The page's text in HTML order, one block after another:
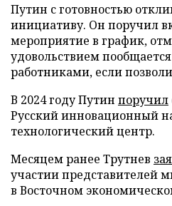
Путин с готовностью
инициативу. Он поручил
мероприятие в график,
удовольствием
работниками, если
В 2024 году Путин поручил
Русский инновационный
технологический центр.
Месяцем ранее Трутнев
участии представителей
в Восточном